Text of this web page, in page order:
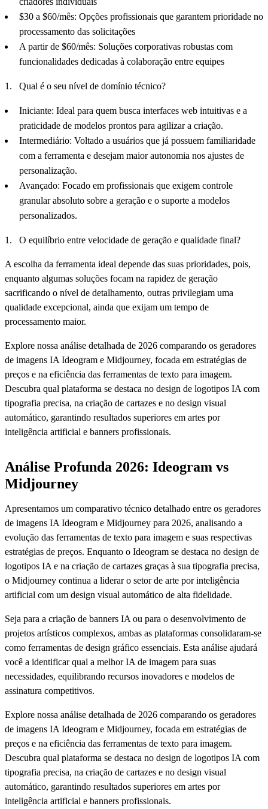
$30 a $60/mês: Opções profissionais que garantem prioridade no
processamento das solicitações
A partir de $60/mês: Soluções corporativas robustas com
funcionalidades dedicadas à colaboração entre equipes
Qual é o seu nível de domínio técnico?
Iniciante: Ideal para quem busca interfaces web intuitivas e a
praticidade de modelos prontos para agilizar a criação.
Intermediário: Voltado a usuários que já possuem familiaridade
com a ferramenta e desejam maior autonomia nos ajustes de
personalização.
Avançado: Focado em profissionais que exigem controle
granular absoluto sobre a geração e o suporte a modelos
personalizados.
O equilíbrio entre velocidade de geração e qualidade final?
A escolha da ferramenta ideal depende das suas prioridades, pois,
enquanto algumas soluções focam na rapidez de geração
sacrificando o nível de detalhamento, outras privilegiam uma
qualidade excepcional, ainda que exijam um tempo de
processamento maior.
Explore nossa análise detalhada de 2026 comparando os geradores
de imagens IA Ideogram e Midjourney, focada em estratégias de
preços e na eficiência das ferramentas de texto para imagem.
Descubra qual plataforma se destaca no design de logotipos IA com
tipografia precisa, na criação de cartazes e no design visual
automático, garantindo resultados superiores em artes por
inteligência artificial e banners profissionais.
Análise Profunda 2026: Ideogram vs
Midjourney
Apresentamos um comparativo técnico detalhado entre os geradores
de imagens IA Ideogram e Midjourney para 2026, analisando a
evolução das ferramentas de texto para imagem e suas respectivas
estratégias de preços. Enquanto o Ideogram se destaca no design de
logotipos IA e na criação de cartazes graças à sua tipografia precisa,
o Midjourney continua a liderar o setor de arte por inteligência
artificial com um design visual automático de alta fidelidade.
Seja para a criação de banners IA ou para o desenvolvimento de
projetos artísticos complexos, ambas as plataformas consolidaram-se
como ferramentas de design gráfico essenciais. Esta análise ajudará
você a identificar qual a melhor IA de imagem para suas
necessidades, equilibrando recursos inovadores e modelos de
assinatura competitivos.
Explore nossa análise detalhada de 2026 comparando os geradores
de imagens IA Ideogram e Midjourney, focada em estratégias de
preços e na eficiência das ferramentas de texto para imagem.
Descubra qual plataforma se destaca no design de logotipos IA com
tipografia precisa, na criação de cartazes e no design visual
automático, garantindo resultados superiores em artes por
inteligência artificial e banners profissionais.